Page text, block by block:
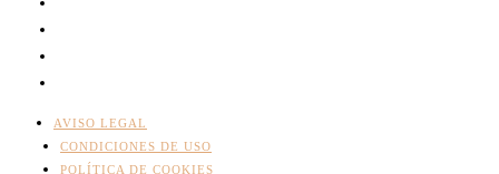
AVISO LEGAL
CONDICIONES DE USO
POLÍTICA DE COOKIES